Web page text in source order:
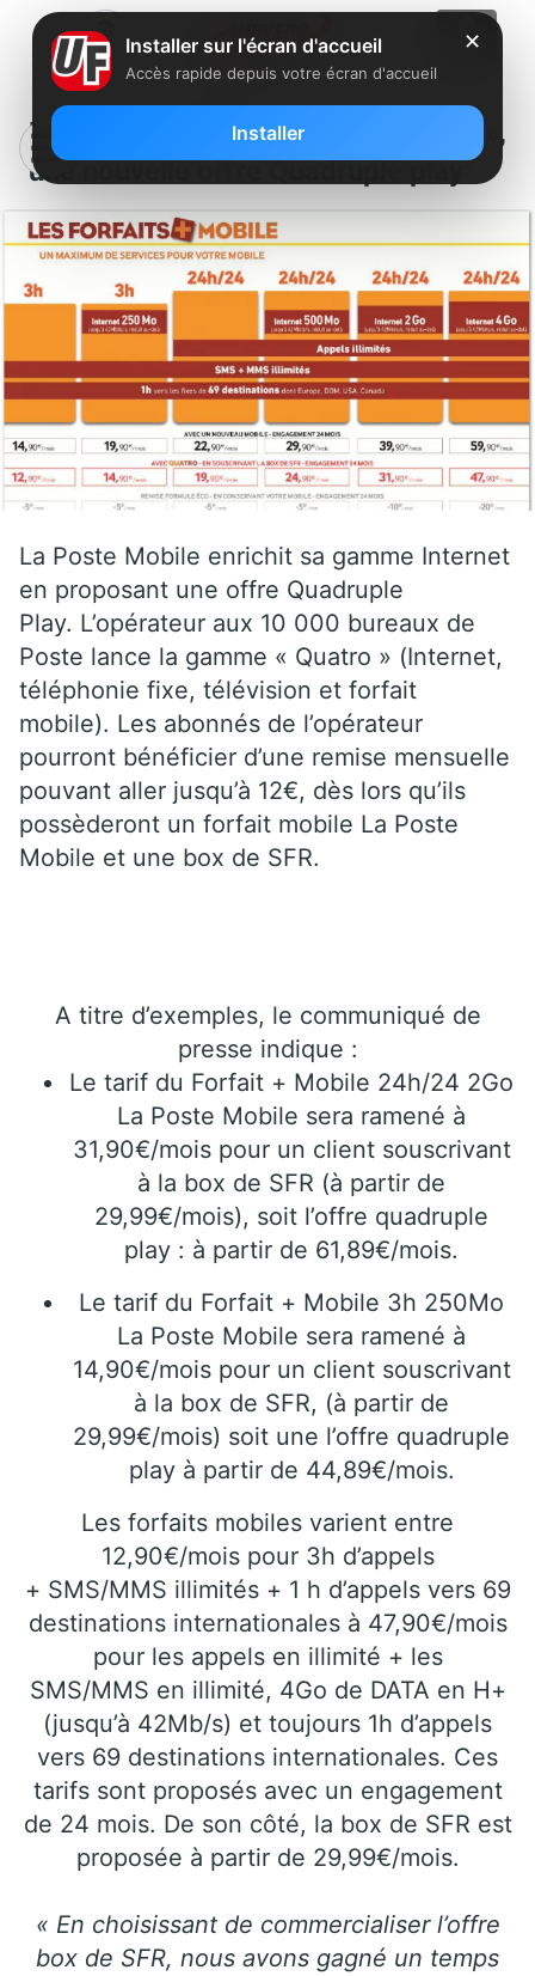
La Poste Mobile lance « Quatro »,
une nouvelle offre Quadruple play
La Poste Mobile enrichit sa gamme Internet
en proposant une offre Quadruple
Play. L’opérateur aux 10 000 bureaux de
Poste lance la gamme « Quatro » (Internet,
téléphonie fixe, télévision et forfait
mobile). Les abonnés de l’opérateur
pourront bénéficier d’une remise mensuelle
pouvant aller jusqu’à 12€, dès lors qu’ils
possèderont un forfait mobile La Poste
Mobile et une box de SFR.
A titre d’exemples, le communiqué de
presse indique :
Le tarif du Forfait + Mobile 24h/24 2Go
La Poste Mobile sera ramené à
31,90€/mois pour un client souscrivant
à la box de SFR (à partir de
29,99€/mois), soit l’offre quadruple
play : à partir de 61,89€/mois.
Le tarif du Forfait + Mobile 3h 250Mo
La Poste Mobile sera ramené à
14,90€/mois pour un client souscrivant
à la box de SFR, (à partir de
29,99€/mois) soit une l’offre quadruple
play à partir de 44,89€/mois.
Les forfaits mobiles varient entre
12,90€/mois pour 3h d’appels
+ SMS/MMS illimités + 1 h d’appels vers 69
destinations internationales à 47,90€/mois
pour les appels en illimité + les
SMS/MMS en illimité, 4Go de DATA en H+
(jusqu’à 42Mb/s) et toujours 1h d’appels
vers 69 destinations internationales. Ces
tarifs sont proposés avec un engagement
de 24 mois. De son côté, la box de SFR est
proposée à partir de 29,99€/mois.
« En choisissant de commercialiser l’offre
box de SFR, nous avons gagné un temps
✕
Installer sur l'écran d'accueil
Accès rapide depuis votre écran d'accueil
Installer